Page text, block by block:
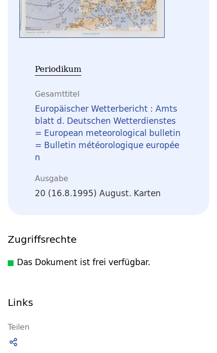
Periodikum
Gesamttitel
Europäischer Wetterbericht : Amts
blatt d. Deutschen Wetterdienstes
= European meteorological bulletin
= Bulletin météorologique europée
n
Ausgabe
20 (16.8.1995) August. Karten
Zugriffsrechte
Das Dokument ist frei verfügbar.
Links
Teilen